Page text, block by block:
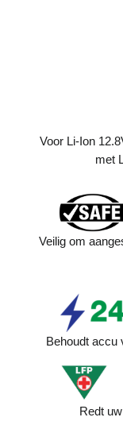
Voor Li-Ion
met
Veilig om
Behoudt accu
Redt